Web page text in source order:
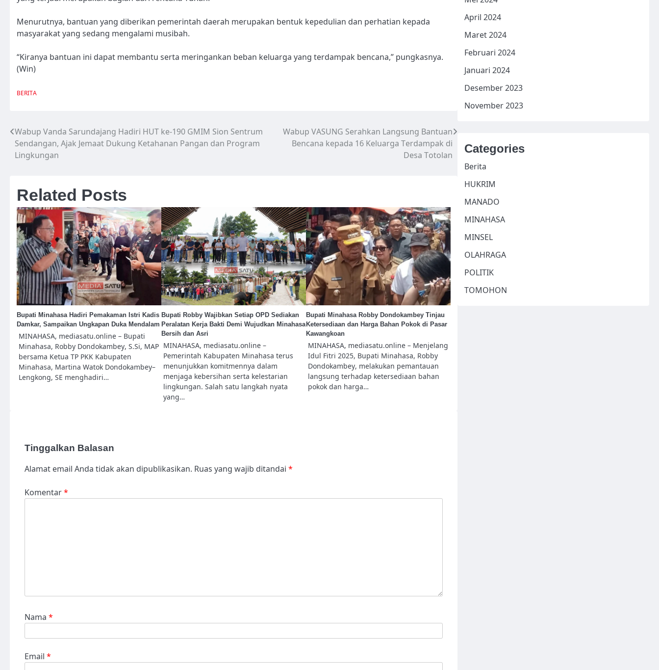
Menurutnya, bantuan yang diberikan pemerintah daerah merupakan bentuk kepedulian dan perhatian kepada
masyarakat yang sedang mengalami musibah.
“Kiranya bantuan ini dapat membantu serta meringankan beban keluarga yang terdampak bencana,” pungkasnya.
(Win)
BERITA
Navigasi
pos
Wabup Vanda Sarundajang Hadiri HUT ke-190 GMIM Sion Sentrum
Sendangan, Ajak Jemaat Dukung Ketahanan Pangan dan Program
Lingkungan
Wabup VASUNG Serahkan Langsung Bantuan
Bencana kepada 16 Keluarga Terdampak di
Desa Totolan
Related Posts
Bupati Minahasa Hadiri Pemakaman Istri Kadis
Damkar, Sampaikan Ungkapan Duka Mendalam
MINAHASA, mediasatu.online – Bupati
Minahasa, Robby Dondokambey, S.Si, MAP
bersama Ketua TP PKK Kabupaten
Minahasa, Martina Watok Dondokambey–
Lengkong, SE menghadiri…
Bupati Robby Wajibkan Setiap OPD Sediakan
Peralatan Kerja Bakti Demi Wujudkan Minahasa
Bersih dan Asri
MINAHASA, mediasatu.online –
Pemerintah Kabupaten Minahasa terus
menunjukkan komitmennya dalam
menjaga kebersihan serta kelestarian
lingkungan. Salah satu langkah nyata
yang…
Bupati Minahasa Robby Dondokambey Tinjau
Ketersediaan dan Harga Bahan Pokok di Pasar
Kawangkoan
MINAHASA, mediasatu.online – Menjelang
Idul Fitri 2025, Bupati Minahasa, Robby
Dondokambey, melakukan pemantauan
langsung terhadap ketersediaan bahan
pokok dan harga…
Tinggalkan Balasan
Alamat email Anda tidak akan dipublikasikan. Ruas yang wajib ditandai *
Komentar*
Nama *
Email *
April 2024
Maret 2024
Februari 2024
Januari 2024
Desember 2023
November 2023
Categories
Berita
HUKRIM
MANADO
MINAHASA
MINSEL
OLAHRAGA
POLITIK
TOMOHON